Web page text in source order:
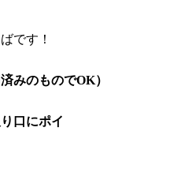
です！
みのものでOK）
口にポイ